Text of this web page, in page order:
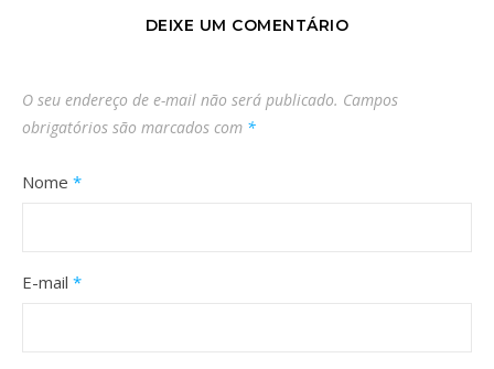
DEIXE UM COMENTÁRIO
O seu endereço de e-mail não será publicado. Campos
obrigatórios são marcados com *
Nome *
E-mail *